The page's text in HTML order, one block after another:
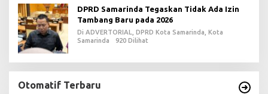
DPRD Samarinda Tegaskan Tidak Ada Izin
Tambang Baru pada 2026
Di ADVERTORIAL, DPRD Kota Samarinda, Kota
Samarinda
920 Dilihat
Otomatif Terbaru